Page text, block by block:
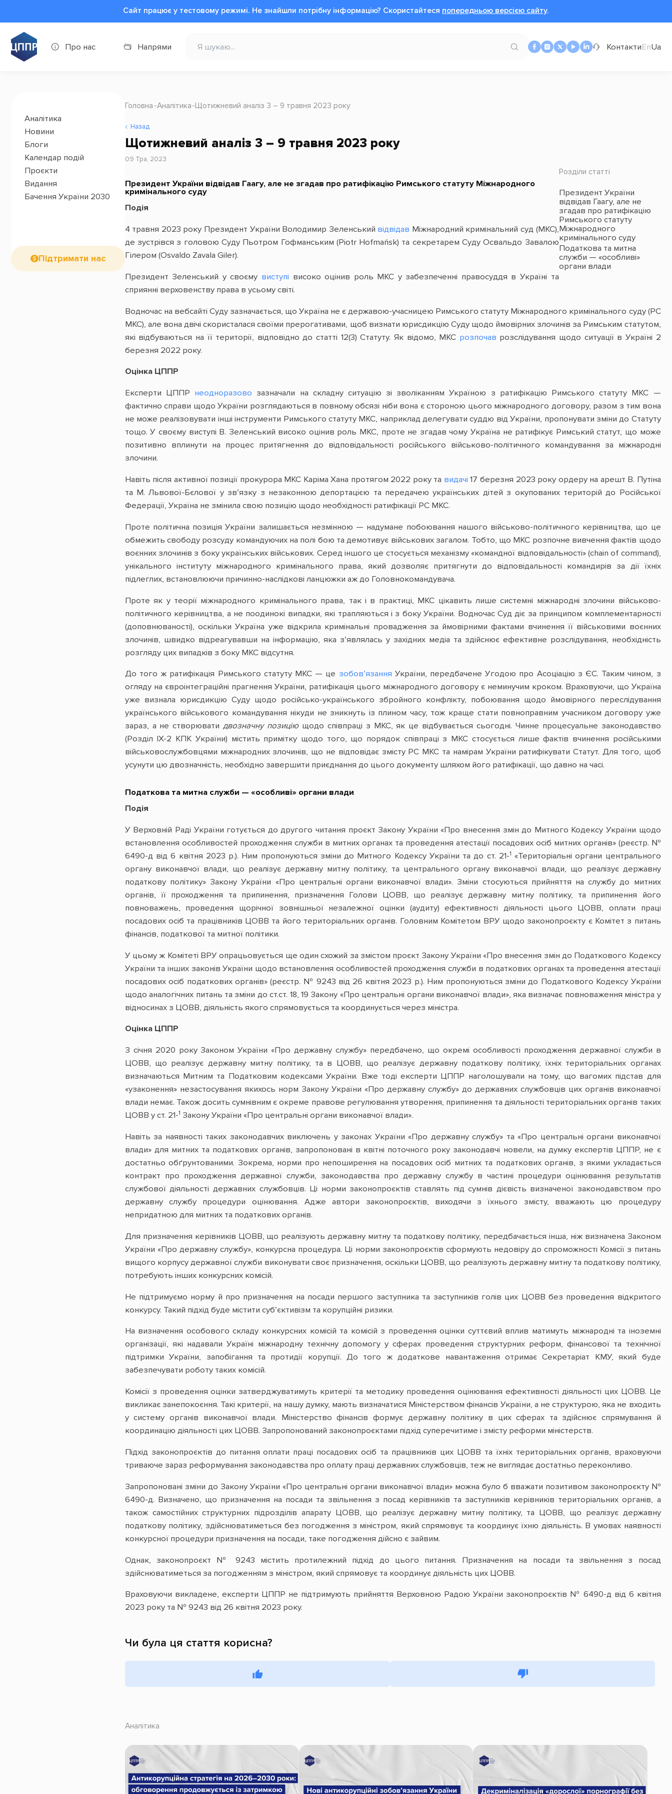
Сайт працює у тестовому режимі. Не знайшли потрібну інформацію? Cкористайтеся попередньою версією сайту.
Про нас Напрями КонтактиEnUa
Аналітика
Новини
Блоги
Календар подій
Проєкти
Видання
Бачення України 2030
Підтримати нас
Головна Аналітика Щотижневий аналіз 3 – 9 травня 2023 року
Назад
Щотижневий аналіз 3 – 9 травня 2023 року
09 Тра, 2023
Розділи статті
Президент України
відвідав Гаагу, але не
згадав про ратифікацію
Римського статуту
Міжнародного
кримінального суду
Податкова та митна
служби — «особливі»
органи влади
Президент України відвідав Гаагу, але не згадав про ратифікацію Римського статуту Міжнародного
кримінального суду
Подія
4 травня 2023 року Президент України Володимир Зеленський відвідав Міжнародний кримінальний суд (МКС),
де зустрівся з головою Суду Пьотром Гофманським (Piotr Hofmańsk) та секретарем Суду Освальдо Завалою
Гілером (Osvaldo Zavala Giler).
Президент Зеленський у своєму виступі високо оцінив роль МКС у забезпеченні правосуддя в Україні та
сприянні верховенству права в усьому світі.
Водночас на вебсайті Суду зазначається, що Україна не є державою-учасницею Римського статуту Міжнародного кримінального суду (РС
МКС), але вона двічі скористалася своїми прерогативами, щоб визнати юрисдикцію Суду щодо ймовірних злочинів за Римським статутом,
які відбуваються на її території, відповідно до статті 12(3) Статуту. Як відомо, МКС розпочав розслідування щодо ситуації в Україні 2
березня 2022 року.
Оцінка ЦППР
Експерти ЦППР неодноразово зазначали на складну ситуацію зі зволіканням Україною з ратифікацію Римського статуту МКС —
фактично справи щодо України розглядаються в повному обсязі ніби вона є стороною цього міжнародного договору, разом з тим вона
не може реалізовувати інші інструменти Римського статуту МКС, наприклад делегувати суддю від України, пропонувати зміни до Статуту
тощо. У своєму виступі В. Зеленський високо оцінив роль МКС, проте не згадав чому Україна не ратифікує Римський статут, що може
позитивно вплинути на процес притягнення до відповідальності російського військово-політичного командування за міжнародні
злочини.
Навіть після активної позиції прокурора МКС Каріма Хана протягом 2022 року та видачі 17 березня 2023 року ордеру на арешт В. Путіна
та М. Львової-Бєлової у зв’язку з незаконною депортацією та передачею українських дітей з окупованих територій до Російської
Федерації, Україна не змінила свою позицію щодо необхідності ратифікації РС МКС.
Проте політична позиція України залишається незмінною — надумане побоювання нашого військово-політичного керівництва, що це
обмежить свободу розсуду командуючих на полі бою та демотивує військових загалом. Тобто, що МКС розпочне вивчення фактів щодо
воєнних злочинів з боку українських військових. Серед іншого це стосується механізму «командної відповідальності» (chain of command),
унікального інституту міжнародного кримінального права, який дозволяє притягнути до відповідальності командирів за дії їхніх
підлеглих, встановлюючи причинно-наслідкові ланцюжки аж до Головнокомандувача.
Проте як у теорії міжнародного кримінального права, так і в практиці, МКС цікавить лише системні міжнародні злочини військово-
політичного керівництва, а не поодинокі випадки, які трапляються і з боку України. Водночас Суд діє за принципом комплементарності
(доповнюваності), оскільки Україна уже відкрила кримінальні провадження за ймовірними фактами вчинення її військовими воєнних
злочинів, швидко відреагувавши на інформацію, яка зʼявлялась у західних медіа та здійснює ефективне розслідування, необхідність
розгляду цих випадків з боку МКС відсутня.
До того ж ратифікація Римського статуту МКС — це зобов’язання України, передбачене Угодою про Асоціацію з ЄС. Таким чином, з
огляду на євроінтеграційні прагнення України, ратифікація цього міжнародного договору є неминучим кроком. Враховуючи, що Україна
уже визнала юрисдикцію Суду щодо російсько-українського збройного конфлікту, побоювання щодо ймовірного переслідування
українського військового командування нікуди не зникнуть із плином часу, тож краще стати повноправним учасником договору уже
зараз, а не створюватидвозначну позиціющодо співпраці з МКС, як це відбувається сьогодні. Чинне процесуальне законодавство
(Розділ ІХ-2 КПК України) містить примітку щодо того, що порядок співпраці з МКС стосується лише фактів вчинення російськими
військовослужбовцями міжнародних злочинів, що не відповідає змісту РС МКС та намірам України ратифікувати Статут. Для того, щоб
усунути цю двозначність, необхідно завершити приєднання до цього документу шляхом його ратифікації, що давно на часі.
Податкова та митна служби — «особливі» органи влади
Подія
У Верховній Раді України готується до другого читання проєкт Закону України «Про внесення змін до Митного Кодексу України щодо
встановлення особливостей проходження служби в митних органах та проведення атестації посадових осіб митних органів» (реєстр. №
6490-д від 6 квітня 2023 р.). Ним пропонуються зміни до Митного Кодексу України та до ст. 21-1 «Територіальні органи центрального
органу виконавчої влади, що реалізує державну митну політику, та центрального органу виконавчої влади, що реалізує державну
податкову політику» Закону України «Про центральні органи виконавчої влади». Зміни стосуються прийняття на службу до митних
органів, її проходження та припинення, призначення Голови ЦОВВ, що реалізує державну митну політику, та припинення його
повноважень, проведення щорічної зовнішньої незалежної оцінки (аудиту) ефективності діяльності цього ЦОВВ, оплати праці
посадових осіб та працівників ЦОВВ та його територіальних органів. Головним Комітетом ВРУ щодо законопроєкту є Комітет з питань
фінансів, податкової та митної політики.
У цьому ж Комітеті ВРУ опрацьовується ще один схожий за змістом проєкт Закону України «Про внесення змін до Податкового Кодексу
України та інших законів України щодо встановлення особливостей проходження служби в податкових органах та проведення атестації
посадових осіб податкових органів» (реєстр. № 9243 від 26 квітня 2023 р.). Ним пропонуються зміни до Податкового Кодексу України
щодо аналогічних питань та зміни до ст.ст. 18, 19 Закону «Про центральні органи виконавчої влади», яка визначає повноваження міністра у
відносинах з ЦОВВ, діяльність якого спрямовується та координується через міністра.
Оцінка ЦППР
З січня 2020 року Законом України «Про державну службу» передбачено, що окремі особливості проходження державної служби в
ЦОВВ, що реалізує державну митну політику, та в ЦОВВ, що реалізує державну податкову політику, їхніх територіальних органах
визначаються Митним та Податковим кодексами України. Вже тоді експерти ЦППР наголошували на тому, що вагомих підстав для
«узаконення» незастосування якихось норм Закону України «Про державну службу» до державних службовців цих органів виконавчої
влади немає. Також досить сумнівним є окреме правове регулювання утворення, припинення та діяльності територіальних органів таких
ЦОВВ у ст. 21-1 Закону України «Про центральні органи виконавчої влади».
Навіть за наявності таких законодавчих виключень у законах України «Про державну службу» та «Про центральні органи виконавчої
влади» для митних та податкових органів, запропоновані в квітні поточного року законодавчі новели, на думку експертів ЦППР, не є
достатньо обґрунтованими. Зокрема, норми про непоширення на посадових осіб митних та податкових органів, з якими укладається
контракт про проходження державної служби, законодавства про державну службу в частині процедури оцінювання результатів
службової діяльності державних службовців. Ці норми законопроєктів ставлять під сумнів дієвість визначеної законодавством про
державну службу процедури оцінювання. Адже автори законопроєктів, виходячи з їхнього змісту, вважають цю процедуру
непридатною для митних та податкових органів.
Для призначення керівників ЦОВВ, що реалізують державну митну та податкову політику, передбачається інша, ніж визначена Законом
України «Про державну службу», конкурсна процедура. Ці норми законопроєктів сформують недовіру до спроможності Комісії з питань
вищого корпусу державної служби виконувати своє призначення, оскільки ЦОВВ, що реалізують державну митну та податкову політику,
потребують інших конкурсних комісій.
Не підтримуємо норму й про призначення на посади першого заступника та заступників голів цих ЦОВВ без проведення відкритого
конкурсу. Такий підхід буде містити суб’єктивізм та корупційні ризики.
На визначення особового складу конкурсних комісій та комісій з проведення оцінки суттєвий вплив матимуть міжнародні та іноземні
організації, які надавали Україні міжнародну технічну допомогу у сферах проведення структурних реформ, фінансової та технічної
підтримки України, запобігання та протидії корупції. До того ж додаткове навантаження отримає Секретаріат КМУ, який буде
забезпечувати роботу таких комісій.
Комісії з проведення оцінки затверджуватимуть критерії та методику проведення оцінювання ефективності діяльності цих ЦОВВ. Це
викликає занепокоєння. Такі критерії, на нашу думку, мають визначатися Міністерством фінансів України, а не структурою, яка не входить
у систему органів виконавчої влади. Міністерство фінансів формує державну політику в цих сферах та здійснює спрямування й
координацію діяльності цих ЦОВВ. Запропонований законопроєктами підхід суперечитиме і змісту реформи міністерств.
Підхід законопроєктів до питання оплати праці посадових осіб та працівників цих ЦОВВ та їхніх територіальних органів, враховуючи
триваюче зараз реформування законодавства про оплату праці державних службовців, теж не виглядає достатньо переконливо.
Запропоновані зміни до Закону України «Про центральні органи виконавчої влади» можна було б вважати позитивом законопроєкту №
6490-д. Визначено, що призначення на посади та звільнення з посад керівників та заступників керівників територіальних органів, а
також самостійних структурних підрозділів апарату ЦОВВ, що реалізує державну митну політику, та ЦОВВ, що реалізує державну
податкову політику, здійснюватиметься без погодження з міністром, який спрямовує та координує їхню діяльність. В умовах наявності
конкурсної процедури призначення на посади, таке погодження дійсно є зайвим.
Однак, законопроєкт № 9243 містить протилежний підхід до цього питання. Призначення на посади та звільнення з посад
здійснюватиметься за погодженням з міністром, який спрямовує та координує діяльність цих ЦОВВ.
Враховуючи викладене, експерти ЦППР не підтримують прийняття Верховною Радою України законопроєктів № 6490-д від 6 квітня
2023 року та № 9243 від 26 квітня 2023 року.
Чи була ця стаття корисна?
Аналітика